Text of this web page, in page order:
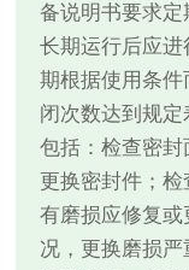
备说明书要求定
长期运行后应
期根据使用条
闭次数达到规
包括：检查密
更换密封件；
有磨损应修复
况，更换磨损